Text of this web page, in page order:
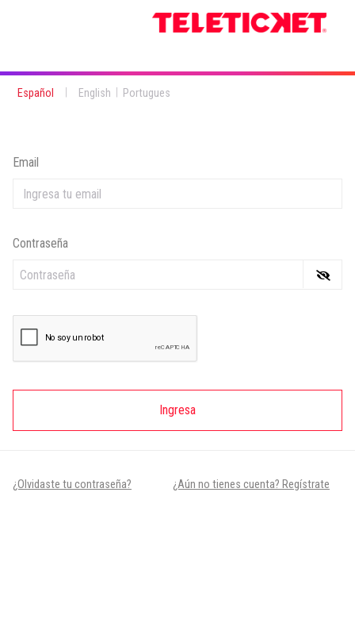
Español English Portugues
Email
Contraseña
Ingresa
¿Olvidaste tu contraseña? ¿Aún no tienes cuenta? Regístrate